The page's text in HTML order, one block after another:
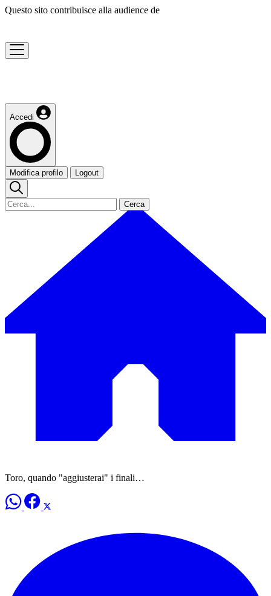
Questo sito contribuisce alla audience de
Accedi
Modifica profilo Logout
Cerca
Toro, quando "aggiusterai" i finali…